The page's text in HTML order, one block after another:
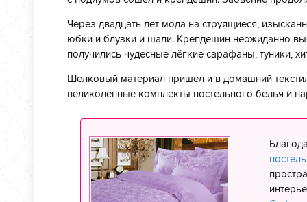
Через двадцать лет мода на струящиеся,
юбки и блузки и шали. Крепдешин неожиданно
получились чудесные лёгкие сарафаны, туники,
Шёлковый материал пришёл и в домашний
великолепные комплекты постельного белья и